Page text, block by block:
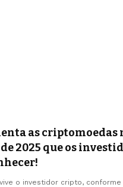
as criptomoedas
2025 que os
o investidor cripto,